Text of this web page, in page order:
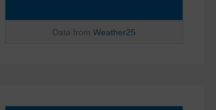
Data from Weather25